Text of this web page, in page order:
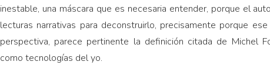
inestable, una máscara que es necesaria entender, porque el
lecturas narrativas para deconstruirlo, precisamente porque
perspectiva, parece pertinente la definición citada de Michel
como tecnologías del yo.